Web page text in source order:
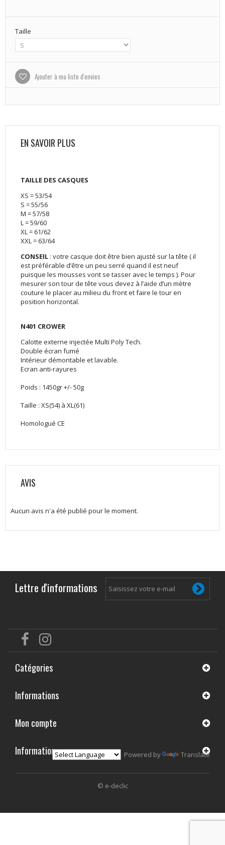
Taille
Ajouter à ma liste d'envies
EN SAVOIR PLUS
TAILLE DES CASQUES
XS = 53/54
S = 55/56
M = 57/58
L = 59/60
XL = 61/62
XXL = 63/64
CONSEIL : votre casque doit être bien ajusté sur la tête ( il
est préférable d’être un peu serré quand il est neuf
puisque les mousses vont se tasser avec le temps ). Pour
mesurer son tour de tête vous devez à l’aide d’un mètre
couture le placer au milieu du front et faire le tour en
position horizontal.
N401 CROWER
Calotte externe injectée Multi Poly Tech.
Double écran fumé
Intérieur démontable et lavable.
Ecran anti-rayures
Poids : 1450gr +/- 50g
Taille : XS(54) à XL(61)
Homologué CE
AVIS
Aucun avis n'a été publié pour le moment.
Lettre d'informations
Catégories
Informations
© e-declic
Mon compte
Informations Powered by Translate